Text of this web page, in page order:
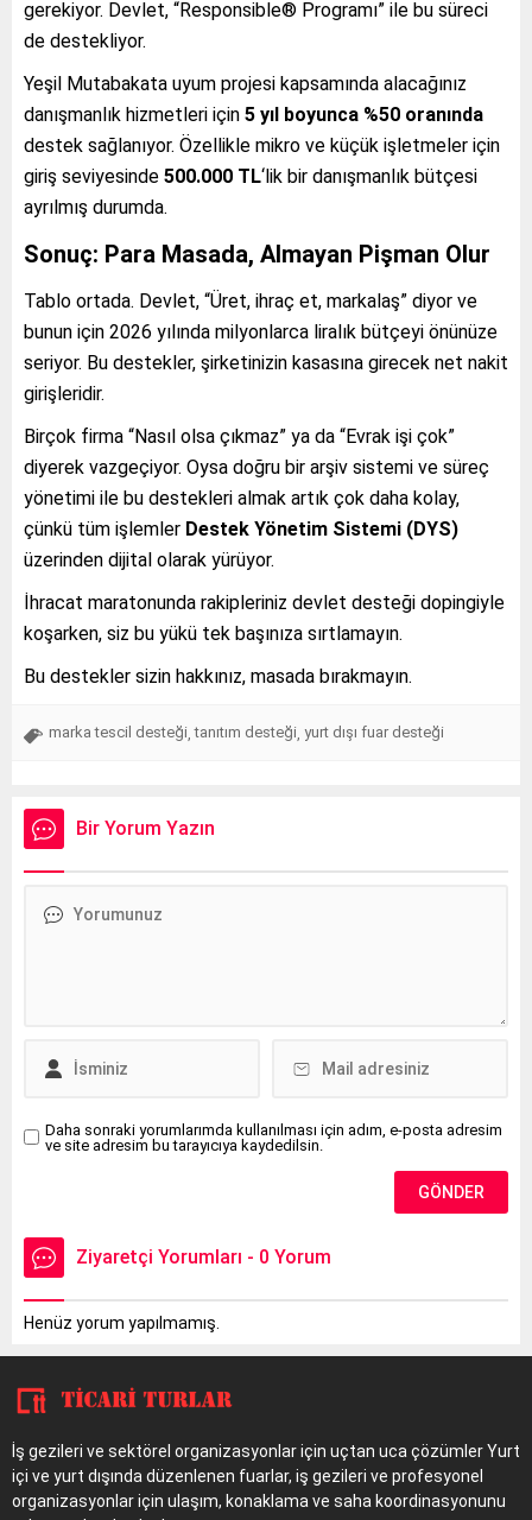
gerekiyor. Devlet, “Responsible® Programı” ile bu süreci
de destekliyor.
Yeşil Mutabakata uyum projesi kapsamında alacağınız
danışmanlık hizmetleri için 5 yıl boyunca %50 oranında
destek sağlanıyor. Özellikle mikro ve küçük işletmeler için
giriş seviyesinde 500.000 TL‘lik bir danışmanlık bütçesi
ayrılmış durumda.
Sonuç: Para Masada, Almayan Pişman Olur
Tablo ortada. Devlet, “Üret, ihraç et, markalaş” diyor ve
bunun için 2026 yılında milyonlarca liralık bütçeyi önünüze
seriyor. Bu destekler, şirketinizin kasasına girecek net nakit
girişleridir.
Birçok firma “Nasıl olsa çıkmaz” ya da “Evrak işi çok”
diyerek vazgeçiyor. Oysa doğru bir arşiv sistemi ve süreç
yönetimi ile bu destekleri almak artık çok daha kolay,
çünkü tüm işlemler Destek Yönetim Sistemi (DYS)
üzerinden dijital olarak yürüyor.
İhracat maratonunda rakipleriniz devlet desteği dopingiyle
koşarken, siz bu yükü tek başınıza sırtlamayın.
Bu destekler sizin hakkınız, masada bırakmayın.
marka tescil desteği ,tanıtım desteği yurt dışı fuar desteği
Bir Yorum Yazın
Daha sonraki yorumlarımda kullanılması için adım, e-posta adresim
ve site adresim bu tarayıcıya kaydedilsin.
Ziyaretçi Yorumları - 0 Yorum
Henüz yorum yapılmamış.
İş gezileri ve sektörel organizasyonlar için uçtan uca çözümler Yurt
içi ve yurt dışında düzenlenen fuarlar, iş gezileri ve profesyonel
organizasyonlar için ulaşım, konaklama ve saha koordinasyonunu